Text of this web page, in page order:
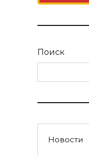
Поиск
Новости